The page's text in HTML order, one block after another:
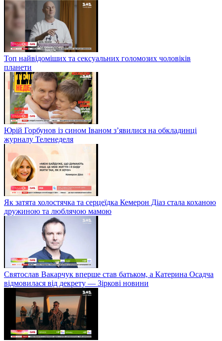
Топ найвідоміших та сексуальних голомозих чоловіків
планети
Юрій Горбунов із сином Іваном з’явилися на обкладинці
журналу Теленеделя
Як затята холостячка та серцеїдка Кемерон Діаз стала коханою
дружиною та люблячою мамою
Святослав Вакарчук вперше став батьком, а Катерина Осадча
відмовилася від декрету — Зіркові новини